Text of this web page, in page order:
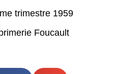
trimestre 1959
Foucault